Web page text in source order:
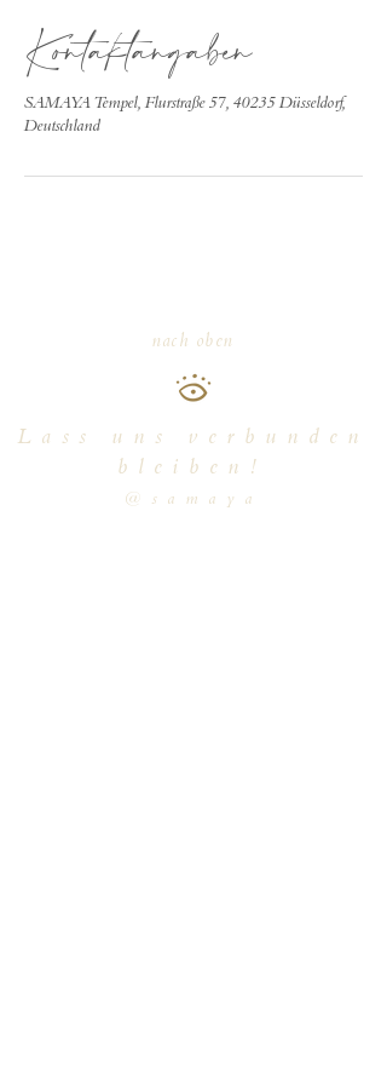
Kontaktangaben
SAMAYA Tempel, Flurstraße 57, 40235 Düsseldorf,
Deutschland
nach oben
Lass uns verbunden
bleiben!
@samaya